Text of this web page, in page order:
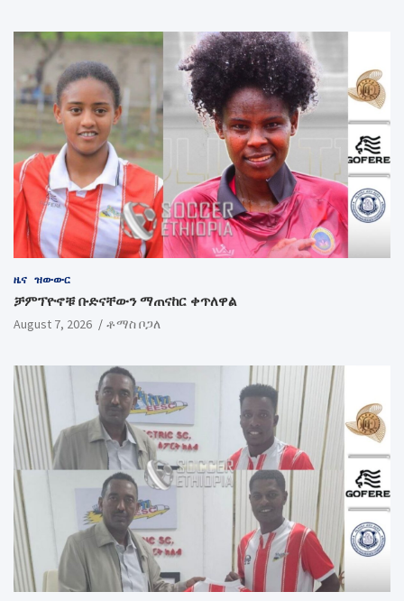
ዜና ዝውውር
ቻምፕዮኖቹ ቡድናቸውን ማጠናከር ቀጥለዋል
August 7, 2026 ቶማስ ቦጋለ